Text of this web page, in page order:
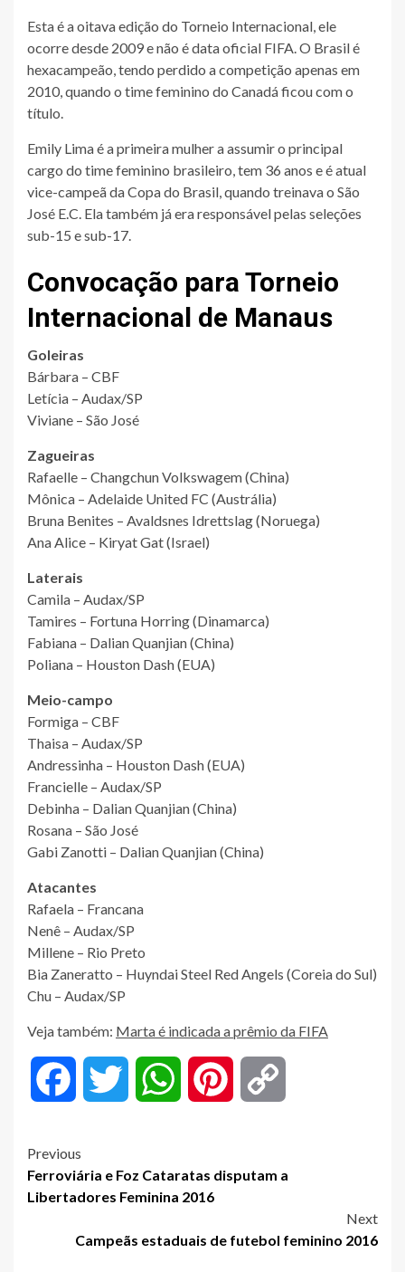
Esta é a oitava edição do Torneio Internacional, ele
ocorre desde 2009 e não é data oficial FIFA. O Brasil é
hexacampeão, tendo perdido a competição apenas em
2010, quando o time feminino do Canadá ficou com o
título.
Emily Lima é a primeira mulher a assumir o principal
cargo do time feminino brasileiro, tem 36 anos e é atual
vice-campeã da Copa do Brasil, quando treinava o São
José E.C. Ela também já era responsável pelas seleções
sub-15 e sub-17.
Convocação para Torneio
Internacional de Manaus
Goleiras
Bárbara – CBF
Letícia – Audax/SP
Viviane – São José
Zagueiras
Rafaelle – Changchun Volkswagem (China)
Mônica – Adelaide United FC (Austrália)
Bruna Benites – Avaldsnes Idrettslag (Noruega)
Ana Alice – Kiryat Gat (Israel)
Laterais
Camila – Audax/SP
Tamires – Fortuna Horring (Dinamarca)
Fabiana – Dalian Quanjian (China)
Poliana – Houston Dash (EUA)
Meio-campo
Formiga – CBF
Thaisa – Audax/SP
Andressinha – Houston Dash (EUA)
Francielle – Audax/SP
Debinha – Dalian Quanjian (China)
Rosana – São José
Gabi Zanotti – Dalian Quanjian (China)
Atacantes
Rafaela – Francana
Nenê – Audax/SP
Millene – Rio Preto
Bia Zaneratto – Huyndai Steel Red Angels (Coreia do Sul)
Chu – Audax/SP
Veja também: Marta é indicada a prêmio da FIFA
Facebook Twitter WhatsAppPinterest
Post
navigation
Previous
Ferroviária e Foz Cataratas disputam a
Libertadores Feminina 2016
Next
Campeãs estaduais de futebol feminino 2016